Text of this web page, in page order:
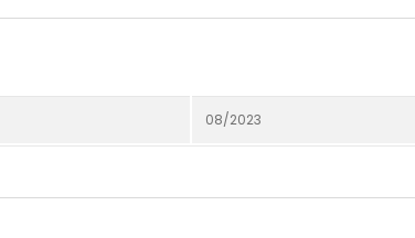
08/2023